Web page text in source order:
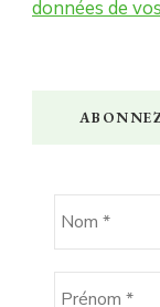
données de